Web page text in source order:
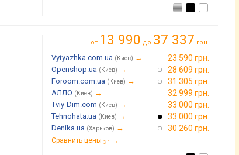
от 13 990 до 37 337 грн.
Vytyazhka.com.ua (Киев) → 23 590 грн.
Openshop.ua (Киев) → 28 609 грн.
Foroom.com.ua (Киев) → 31 305 грн.
АЛЛО (Киев) → 32 999 грн.
Tviy-Dim.com (Киев) → 33 000 грн.
Tehnohata.ua (Киев) → 33 000 грн.
Denika.ua (Харьков) → 30 260 грн.
Сравнить цены 31 →